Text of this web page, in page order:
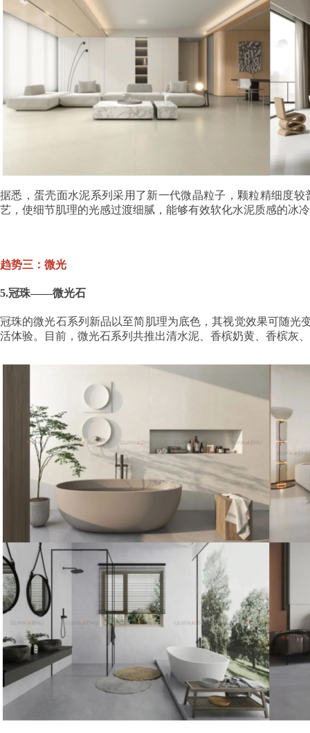
据悉，蛋壳面水泥系列采用了新一代微晶粒子，颗粒精细度
艺，使细节肌理的光感过渡细腻，能够有效软化水泥质感的冰
趋势三：微光
5.冠珠——微光石
冠珠的微光石系列新品以至简肌理为底色，其视觉效果可随
活体验。目前，微光石系列共推出清水泥、香槟奶黄、香槟灰